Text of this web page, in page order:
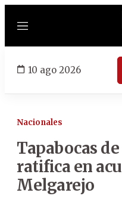
Menú
10 ago 2026
Nacionales
Tapabocas
ratifica en
Melgarejo